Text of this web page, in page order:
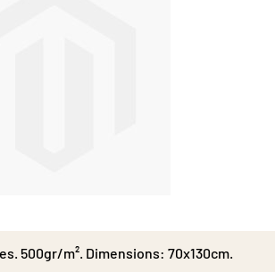
500gr/m². Dimensions: 70x130cm.